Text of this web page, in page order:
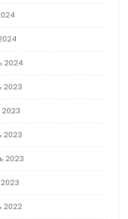
2024
2023
2023
2023
2023
2022